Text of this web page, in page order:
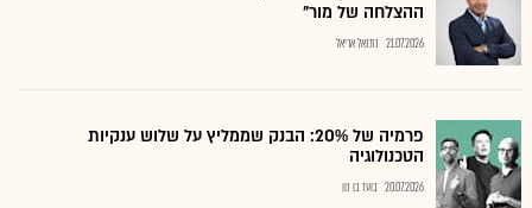
ההצלחה של מור"
21.07.2026 נתנאל אריאל
פרמיה של 20%: הבנק שממליץ על שלוש ענקיות
הטכנולוגיה
20.07.2026 בועז בן נון